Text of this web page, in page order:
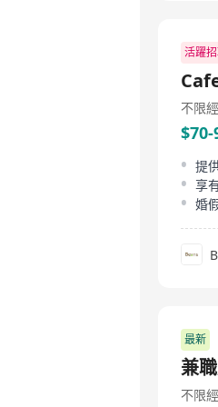
活躍
不限
提
享
婚
最新
兼
不限